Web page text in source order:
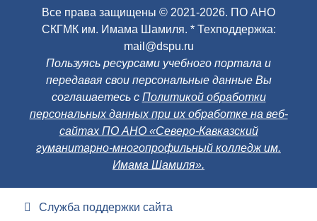
Все права защищены © 2021-2026. ПО АНО
СКГМК им. Имама Шамиля. * Техподдержка:
mail@dspu.ru
Пользуясь ресурсами учебного портала и
передавая свои персональные данные Вы
соглашаетесь с Политикой обработки
персональных данных при их обработке на веб-
сайтах ПО АНО «Северо-Кавказский
гуманитарно-многопрофильный колледж им.
Имама Шамиля».
Служба поддержки сайта